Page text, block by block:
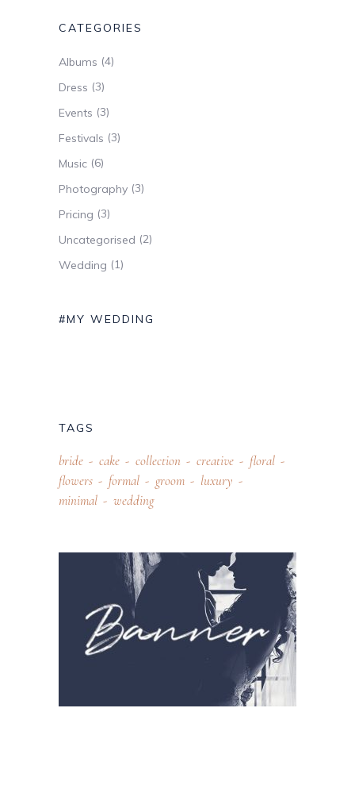
CATEGORIES
Albums (4)
Dress (3)
Events (3)
Festivals (3)
Music (6)
Photography (3)
Pricing (3)
Uncategorised (2)
Wedding (1)
#MY WEDDING
TAGS
bride cake collection creative
floral
flowers
formal groom
luxury
minimal
wedding